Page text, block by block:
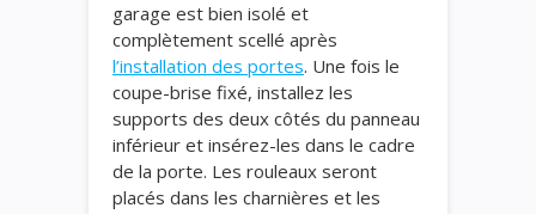
garage est bien isolé et
complètement scellé après
l’installation des portes. Une fois le
coupe-brise fixé, installez les
supports des deux côtés du panneau
inférieur et insérez-les dans le cadre
de la porte. Les rouleaux seront
placés dans les charnières et les